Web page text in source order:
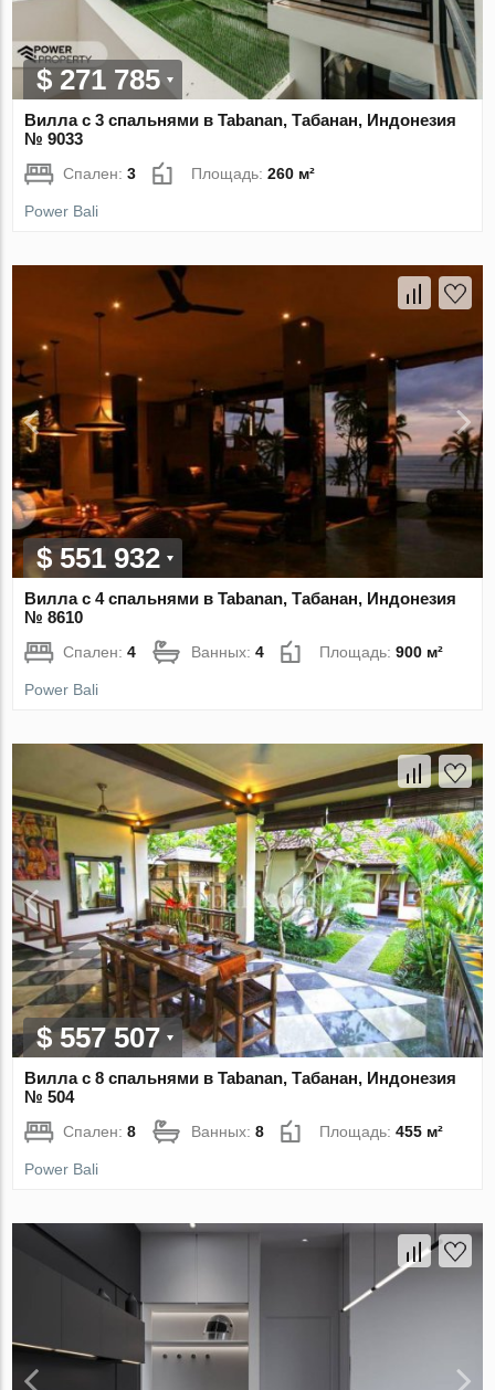
$ 271 785
Вилла с 3 спальнями в Tabanan, Табанан, Индонезия
№ 9033
Спален:3 Площадь:260 м²
Power Bali
$ 551 932
Вилла с 4 спальнями в Tabanan, Табанан, Индонезия
№ 8610
Спален:4 Ванных:4 Площадь:900 м²
Power Bali
$ 557 507
Вилла с 8 спальнями в Tabanan, Табанан, Индонезия
№ 504
Спален:8 Ванных:8 Площадь:455 м²
Power Bali